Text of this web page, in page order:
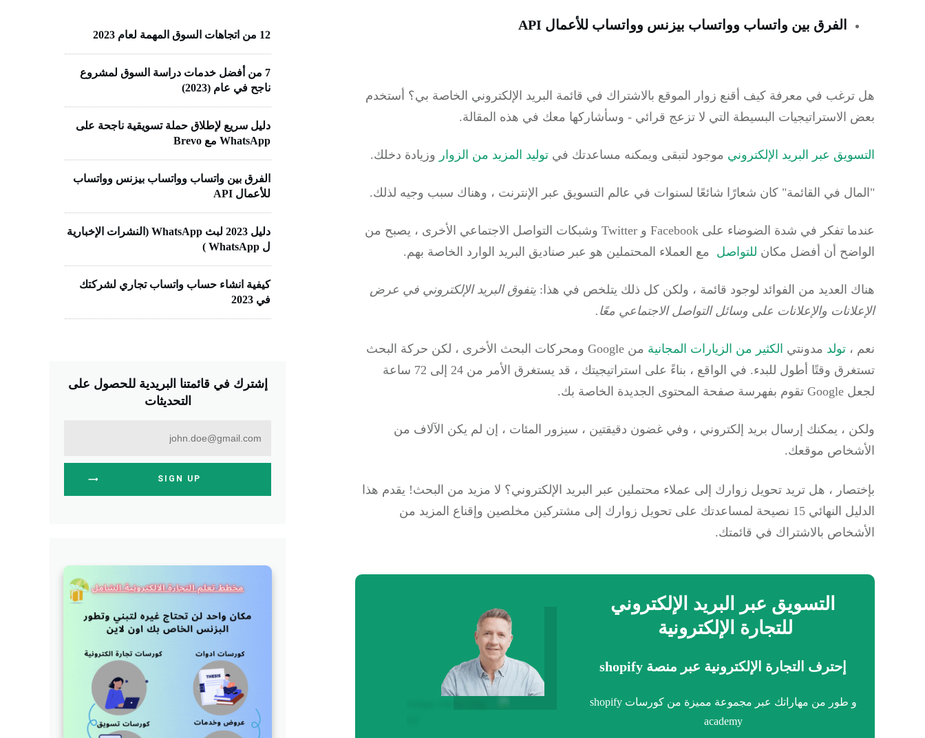
الفرق بين واتساب وواتساب بيزنس وواتساب للأعمال API
هل ترغب في معرفة كيف أقنع زوار الموقع بالاشتراك في قائمة البريد الإلكتروني الخاصة بي؟ أستخدم
بعض الاستراتيجيات البسيطة التي لا تزعج قرائي - وسأشاركها معك في هذه المقالة.
التسويق عبر البريد الإلكتروني موجود لتبقى ويمكنه مساعدتك في توليد المزيد من الزوار وزيادة دخلك.
"المال في القائمة" كان شعارًا شائعًا لسنوات في عالم التسويق عبر الإنترنت ، وهناك سبب وجيه لذلك.
عندما تفكر في شدة الضوضاء على Facebook و Twitter وشبكات التواصل الاجتماعي الأخرى ، يصبح من
الواضح أن أفضل مكان للتواصل مع العملاء المحتملين هو عبر صناديق البريد الوارد الخاصة بهم.
هناك العديد من الفوائد لوجود قائمة ، ولكن كل ذلك يتلخص في هذا: يتفوقالبريد الإلكتروني في عرض
الإعلانات والإعلانات على وسائل التواصل الاجتماعي معًا.
نعم ، تولد مدونتي الكثير من الزيارات المجانية
من Google ومحركات البحث الأخرى ، لكن حركة البحث
تستغرق وقتًا أطول للبدء.
في الواقع ، بناءً على استراتيجيتك ، قد يستغرق الأمر من 24 إلى 72 ساعة
لجعل Google تقوم بفهرسة صفحة المحتوى الجديدة الخاصة بك.
ولكن ، يمكنك إرسال بريد إلكتروني ، وفي غضون دقيقتين ، سيزور المئات ، إن لم يكن الآلاف من
الأشخاص موقعك.
بإختصار ، هل تريد تحويل زوارك إلى عملاء محتملين عبر البريد الإلكتروني؟ لا مزيد من البحث! يقدم هذا
الدليل النهائي 15 نصيحة لمساعدتك على تحويل زوارك إلى مشتركين مخلصين و
إقناع المزيد من
الأشخاص بالاشتراك في قائمتك.
التسويق عبر البريد الإلكتروني
للتجارة الإلكترونية
إحترف التجارة الإلكترونية عبر منصة shopify
و طور من مهاراتك عبر مجموعة مميزة من كورسات shopify
academy
12 من اتجاهات السوق المهمة لعام 2023
7 من أفضل خدمات دراسة السوق لمشروع
ناجح في عام (2023)
دليل سريع لإطلاق حملة تسويقية ناجحة على
WhatsApp مع Brevo
الفرق بين واتساب وواتساب بيزنس وواتساب
للأعمال API
دليل 2023 لبث WhatsApp (النشرات الإخبارية
ل WhatsApp )
كيفية انشاء حساب واتساب تجاري لشركتك
في 2023
إشترك في قائمتنا البريدية للحصول على
التحديثات
SIGN UP